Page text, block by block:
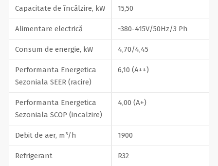
Capacitate de încălzire, kW 15,50
Alimentare electrică ~380-415V/50Hz/3 Ph
Consum de energie, kW 4,70/4,45
Performanta Energetica
Sezoniala SEER (racire)
6,10 (A++)
Performanta Energetica
Sezoniala SCOP (incalzire)
4,00 (A+)
Debit de aer, m³/h 1900
Refrigerant R32